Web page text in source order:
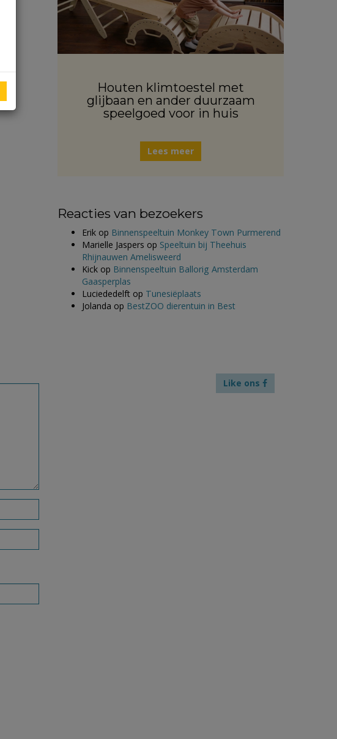
Houten klimtoestel met
glijbaan en ander duurzaam
speelgoed voor in huis
Lees meer
Reacties van bezoekers
Erik op Binnenspeeltuin Monkey Town Purmerend
Marielle Jaspers op Speeltuin bij Theehuis
Rhijnauwen Amelisweerd
Kick op Binnenspeeltuin Ballorig Amsterdam
Gaasperplas
Luciededelft op Tunesiëplaats
Jolanda op BestZOO dierentuin in Best
Like ons